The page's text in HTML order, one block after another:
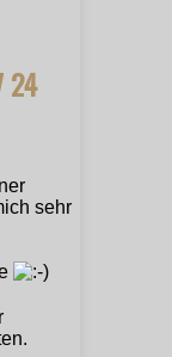
24
sehr